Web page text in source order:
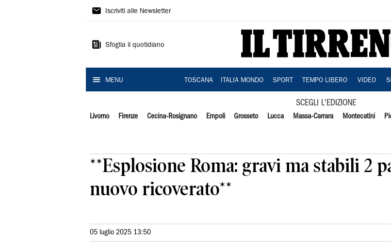
Il
Iscriviti alle Newsletter
Sfoglia il quotidiano
MENU TOSCANA ITALIA MONDO SPORT TEMPO LIBERO VIDEO
SCEGLI L'EDIZIONE
Livorno Firenze Cecina-Rosignano Empoli Grosseto Lucca Massa-Carrara Montecatini
**Esplosione Roma: gravi ma stabili 2
nuovo ricoverato**
05 luglio 2025 13:50